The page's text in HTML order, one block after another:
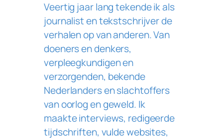
Veertig jaar lang tekende ik als
journalist en tekstschrijver de
verhalen op van anderen. Van
doeners en denkers,
verpleegkundigen en
verzorgenden, bekende
Nederlanders en slachtoffers
van oorlog en geweld. Ik
maakte interviews, redigeerde
tijdschriften, vulde websites,